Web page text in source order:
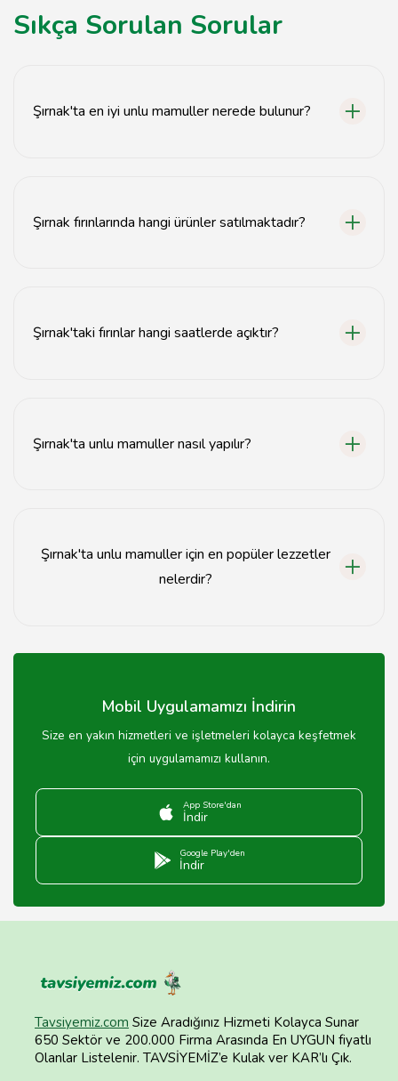
Sıkça Sorulan Sorular
Şırnak'ta en iyi unlu mamuller nerede bulunur?
Şırnak fırınlarında hangi ürünler satılmaktadır?
Şırnak'taki fırınlar hangi saatlerde açıktır?
Şırnak'ta unlu mamuller nasıl yapılır?
Şırnak'ta unlu mamuller için en popüler lezzetler
nelerdir?
baklava ve katmer bulunmaktadır.
Mobil Uygulamamızı İndirin
Size en yakın hizmetleri ve işletmeleri kolayca keşfetmek
için uygulamamızı kullanın.
App Store'dan
İndir
Google Play'den
İndir
Tavsiyemiz.com Size Aradığınız Hizmeti Kolayca Sunar
650 Sektör ve 200.000 Firma Arasında En UYGUN fiyatlı
Olanlar Listelenir. TAVSİYEMİZ’e Kulak ver KAR’lı Çık.